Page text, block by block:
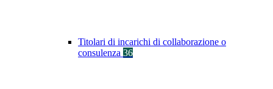
Titolari di incarichi di collaborazione o
consulenza 36